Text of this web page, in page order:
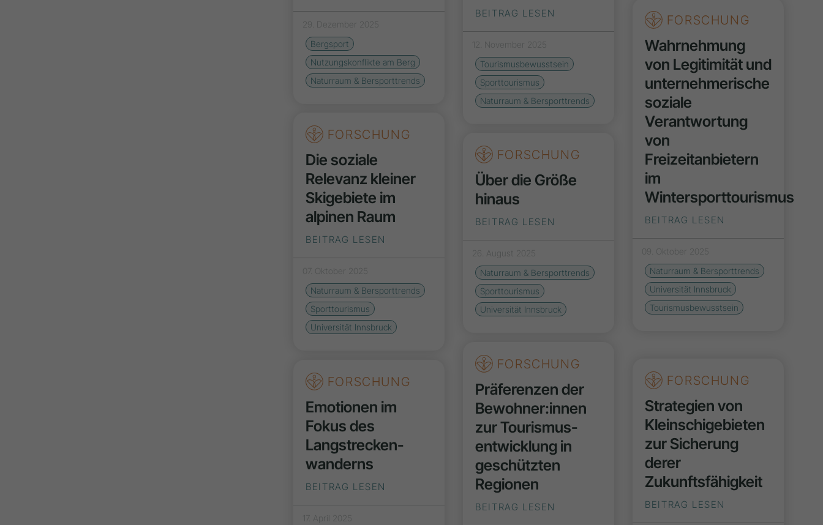
29. Dezember 2025
Bergsport
Nutzungskonflikte am Berg
Naturraum & Bersporttrends
BEITRAG LESEN
12. November 2025
Tourismusbewusstsein
Sporttourismus
Naturraum & Bersporttrends
FORSCHUNG
Wahrnehmung
von Legitimität und
unternehmerische
soziale
Verantwortung
von
Freizeitanbietern
im
Wintersporttourismus
BEITRAG LESEN
09. Oktober 2025
Naturraum & Bersporttrends
Universität Innsbruck
Tourismusbewusstsein
FORSCHUNG
Die soziale
Relevanz kleiner
Skigebiete im
alpinen Raum
BEITRAG LESEN
07. Oktober 2025
Naturraum & Bersporttrends
Sporttourismus
Universität Innsbruck
FORSCHUNG
Über die Größe
hinaus
BEITRAG LESEN
26. August 2025
Naturraum & Bersporttrends
Sporttourismus
Universität Innsbruck
FORSCHUNG
Präferenzen der
Bewohner:innen
zur Tourismus­
entwicklung in
geschützten
Regionen
BEITRAG LESEN
FORSCHUNG
Strategien von
Kleinschigebieten
zur Sicherung
derer
Zukunftsfähigkeit
BEITRAG LESEN
FORSCHUNG
Emotionen im
Fokus des
Langstrecken­
wanderns
BEITRAG LESEN
17. April 2025